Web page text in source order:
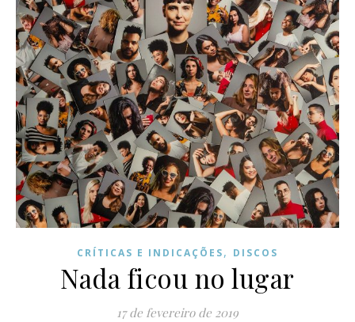
CRÍTICAS E INDICAÇÕES, DISCOS
Nada ficou no lugar
17 de fevereiro de 2019